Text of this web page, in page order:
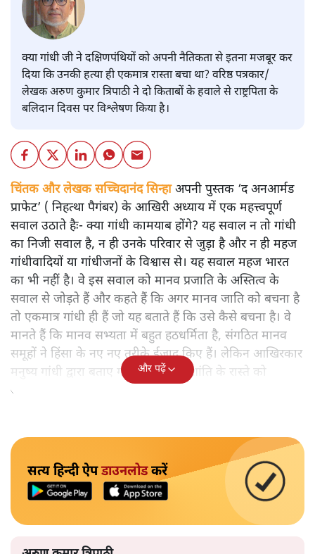
क्या गांधी जी ने दक्षिणपंथियों को अपनी नैतिकता से इतना मजबूर कर
दिया कि उनकी हत्या ही एकमात्र रास्ता बचा था? वरिष्ठ पत्रकार/
लेखक अरुण कुमार त्रिपाठी ने दो किताबों के हवाले से राष्ट्रपिता के
बलिदान दिवस पर विश्लेषण किया है।
चिंतक और लेखक सच्चिदानंद सिन्हाअपनी पुस्तक ‘द अनआर्मड
प्राफेट’ ( निहत्था पैगंबर) के आखिरी अध्याय में एक महत्त्वपूर्ण
सवाल उठाते हैः- क्या गांधी कामयाब होंगे? यह सवाल न तो गांधी
का निजी सवाल है, न ही उनके परिवार से जुड़ा है और न ही महज
गांधीवादियों या गांधीजनों के विश्वास से। यह सवाल महज भारत
का भी नहीं है। वे इस सवाल को मानव प्रजाति के अस्तित्व के
सवाल से जोड़ते हैं और कहते हैं कि अगर मानव जाति को बचना है
तो एकमात्र गांधी ही हैं जो यह बताते हैं कि उसे कैसे बचना है। वे
मानते हैं कि मानव सभ्यता में बहुत हठधर्मिता है, संगठित मानव
समूहों ने हिंसा के नए नए तरीके ईजाद किए हैं। लेकिन आखिरकार
मनुष्य गांधी द्वारा बताए गए अहिंसा और शांति के रास्ते को
अपनाएगा।
और पढ़ें
सत्य हिन्दी ऐपडाउनलोडकरें